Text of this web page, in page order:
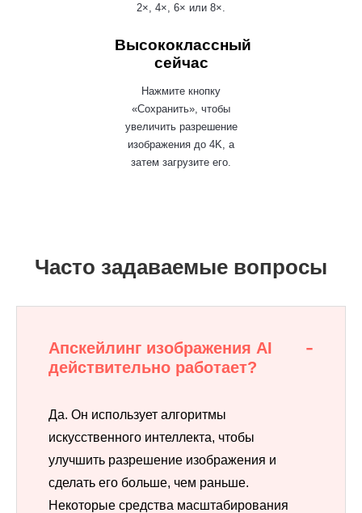
Часто задаваемые вопросы
Апскейлинг изображения AI
действительно работает?
Да. Он использует алгоритмы
искусственного интеллекта, чтобы
улучшить разрешение изображения и
сделать его больше, чем раньше.
Некоторые средства масштабирования